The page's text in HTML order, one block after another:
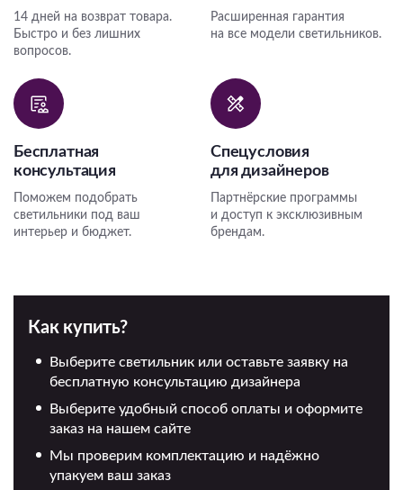
14 дней на возврат товара.
Быстро и без лишних
вопросов.
Расширенная гарантия
на все модели светильников.
Бесплатная
консультация
Поможем подобрать
светильники под ваш
интерьер и бюджет.
Спецусловия
для дизайнеров
Партнёрские программы
и доступ к эксклюзивным
брендам.
Как купить?
Выберите светильник или оставьте заявку на
бесплатную консультацию дизайнера
Выберите удобный способ оплаты и оформите
заказ на нашем сайте
Мы проверим комплектацию и надёжно
упакуем ваш заказ